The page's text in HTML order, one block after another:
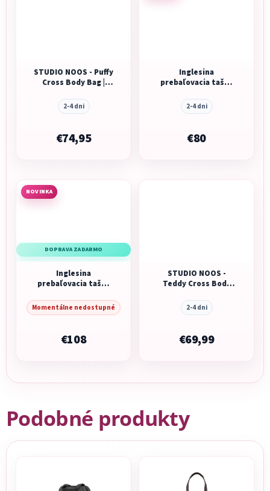
STUDIO NOOS - Puffy
Cross Body Bag |
2-4 dni
€74,95
Inglesina
prebaľovacia taška
Tundra Beige
2-4 dni
€80
NOVINKA
DOPRAVA ZADARMO
Inglesina
prebaľovacia taška
Momentálne nedostupné
€108
STUDIO NOOS -
Teddy Cross Body
2-4 dni
€69,99
Podobné produkty